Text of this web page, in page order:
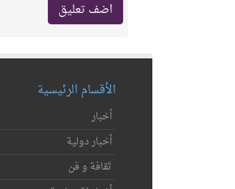
الأقسام الرئيسية
أخبار
أخبار دولية
ثقافة و فن